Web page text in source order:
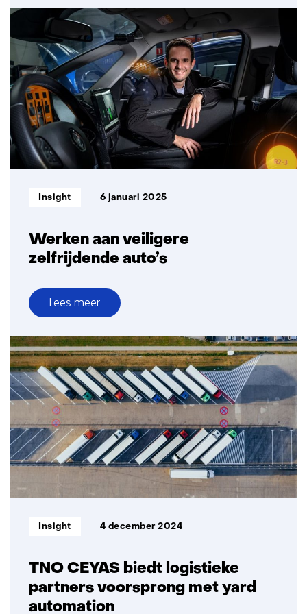
Connected
mobility
Werken aan veiligere
zelfrijdende auto’s
Informatietype:
Insight 6 januari 2025
Lees meer
over
Werken
aan
veiligere
zelfrijdende
auto’s
TNO CEYAS biedt logistieke
partners voorsprong met yard
automation
Informatietype:
Insight 4 december 2024